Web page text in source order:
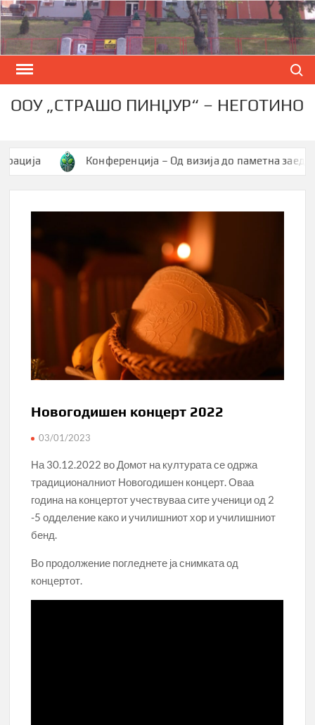
Skip
to
content
ООУ „СТРАШО ПИНЏУР“ – НЕГОТИНО
Конференција – Од визија до паметна заедница
Новогодишен концерт 2022
03/01/2023
На 30.12.2022 во Домот на културата се одржа
традиционалниот Новогодишен концерт. Оваа
година на концертот учествуваа сите ученици од 2
-5 одделение како и училишниот хор и училишниот
бенд.
Во продолжение погледнете ја снимката од
концертот.